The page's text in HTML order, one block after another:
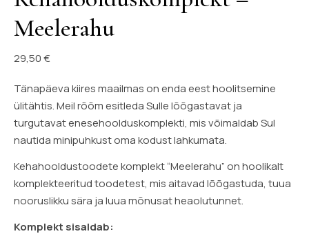
Meelerahu
29,50€
Tänapäeva kiires maailmas on enda eest hoolitsemine
ülitähtis. Meil rõõm esitleda Sulle lõõgastavat ja
turgutavat enesehoolduskomplekti, mis võimaldab Sul
nautida minipuhkust oma kodust lahkumata.
Kehahooldustoodete komplekt “Meelerahu” on hoolikalt
komplekteeritud toodetest, mis aitavad lõõgastuda, tuua
nooruslikku sära ja luua mõnusat heaolutunnet.
Komplekt sisaldab: